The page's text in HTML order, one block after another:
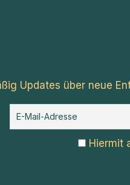
Updates über neue
Hiermit